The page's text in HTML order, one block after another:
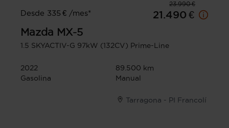
23.990 €
Desde 335 € /mes*
21.490 €
Mazda MX-5
1.5 SKYACTIV-G 97kW (132CV) Prime-Line
2022
89.500 km
Gasolina
Manual
Tarragona - PI Francolí